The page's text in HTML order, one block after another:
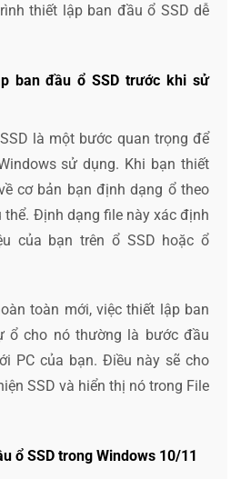
thiết lập ban đầu ổ SSD dễ
ban đầu ổ SSD trước khi sử
là một bước quan trọng để
sử dụng. Khi bạn thiết
cơ bản bạn định dạng ổ theo
Định dạng file này xác định
của bạn trên ổ SSD hoặc ổ
toàn mới, việc thiết lập ban
ổ cho nó thường là bước đầu
PC của bạn. Điều này sẽ cho
SSD và hiển thị nó trong File
ổ SSD trong Windows 10/11